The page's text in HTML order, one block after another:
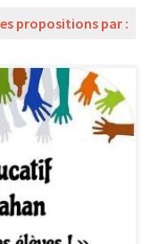
propositions par :